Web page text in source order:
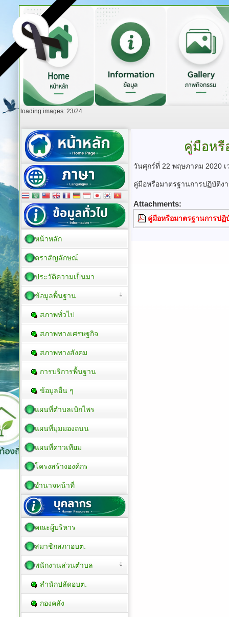
loading images: 23/24
คู่มือหรื
วันศุกร์ที่ 22 พฤษภาคม 2020
คู่มือหรือมาตรฐานการปฏิบัติง
Attachments:
คู่มือหรือมาตรฐานการปฏิ
หน้าหลัก
ตราสัญลักษณ์
ประวัติความเป็นมา
ข้อมูลพื้นฐาน
สภาพทั่วไป
สภาพทางเศรษฐกิจ
สภาพทางสังคม
การบริการพื้นฐาน
ข้อมูลอื่น ๆ
แผนที่ตำบลเบิกไพร
แผนที่มุมมองถนน
แผนที่ดาวเทียม
โครงสร้างองค์กร
อำนาจหน้าที่
คณะผู้บริหาร
สมาชิกสภาอบต.
พนักงานส่วนตำบล
สำนักปลัดอบต.
กองคลัง